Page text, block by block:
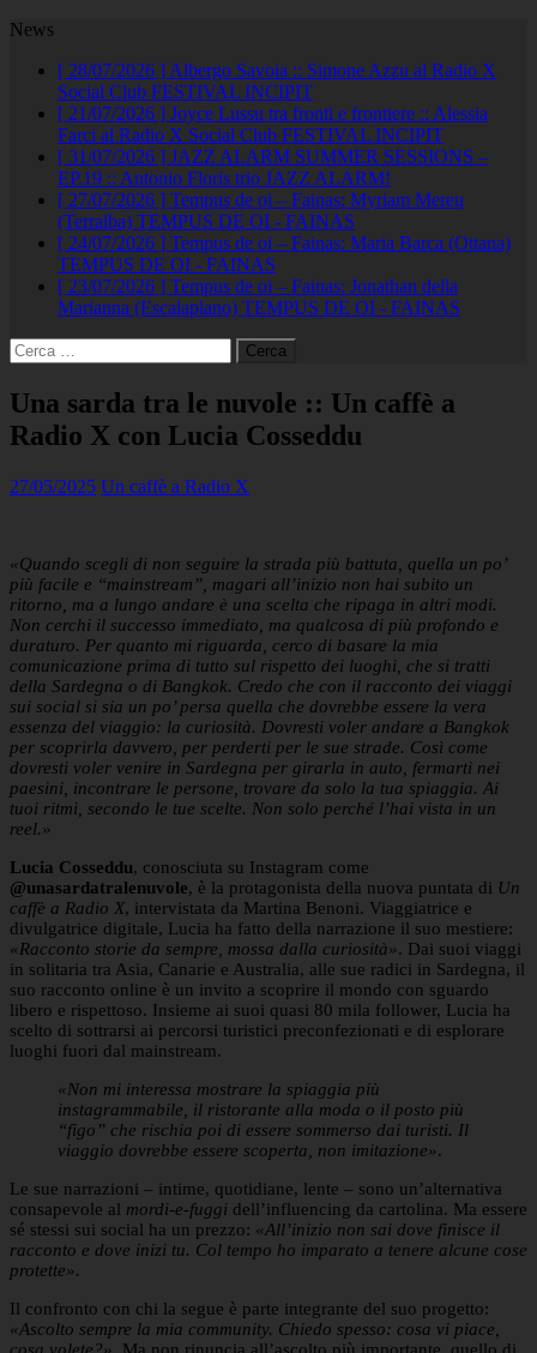
News
[ 28/07/2026 ] Albergo Savoia :: Simone Azzu al Radio X
Social Club FESTIVAL INCIPIT
[ 21/07/2026 ] Joyce Lussu tra fronti e frontiere :: Alessia
Farci al Radio X Social Club FESTIVAL INCIPIT
[ 31/07/2026 ] JAZZ ALARM SUMMER SESSIONS –
EP.19 :: Antonio Floris trio JAZZ ALARM!
[ 27/07/2026 ] Tempus de oi – Fainas: Myriam Mereu
(Terralba) TEMPUS DE OI - FAINAS
[ 24/07/2026 ] Tempus de oi – Fainas: Maria Barca (Ottana)
TEMPUS DE OI - FAINAS
[ 23/07/2026 ] Tempus de oi – Fainas: Jonathan della
Marianna (Escalaplano) TEMPUS DE OI - FAINAS
Ricerca
per:
Una sarda tra le nuvole :: Un caffè a
Radio X con Lucia Cosseddu
27/05/2025 Un caffè a Radio X
«Quando scegli di non seguire la strada più battuta, quella un po’
più facile e “mainstream”, magari all’inizio non hai subito un
ritorno, ma a lungo andare è una scelta che ripaga in altri modi.
Non cerchi il successo immediato, ma qualcosa di più profondo e
duraturo. Per quanto mi riguarda, cerco di basare la mia
comunicazione prima di tutto sul rispetto dei luoghi, che si tratti
della Sardegna o di Bangkok. Credo che con il racconto dei viaggi
sui social si sia un po’ persa quella che dovrebbe essere la vera
essenza del viaggio: la curiosità. Dovresti voler andare a Bangkok
per scoprirla davvero, per perderti per le sue strade. Così come
dovresti voler venire in Sardegna per girarla in auto, fermarti nei
paesini, incontrare le persone, trovare da solo la tua spiaggia. Ai
tuoi ritmi, secondo le tue scelte. Non solo perché l’hai vista in un
reel.»
Lucia Cosseddu, conosciuta su Instagram come
@unasardatralenuvole, è la protagonista della nuova puntata di Un
caffè a Radio X, intervistata da Martina Benoni. Viaggiatrice e
divulgatrice digitale, Lucia ha fatto della narrazione il suo mestiere:
«Racconto storie da sempre, mossa dalla curiosità». Dai suoi viaggi
in solitaria tra Asia, Canarie e Australia, alle sue radici in Sardegna, il
suo racconto online è un invito a scoprire il mondo con sguardo
libero e rispettoso. Insieme ai suoi quasi 80 mila follower, Lucia ha
scelto di sottrarsi ai percorsi turistici preconfezionati e di esplorare
luoghi fuori dal mainstream.
«Non mi interessa mostrare la spiaggia più
instagrammabile, il ristorante alla moda o il posto più
“figo” che rischia poi di essere sommerso dai turisti. Il
viaggio dovrebbe essere scoperta, non imitazione».
Le sue narrazioni – intime, quotidiane, lente – sono un’alternativa
consapevole al mordi-e-fuggi dell’influencing da cartolina. Ma essere
sé stessi sui social ha un prezzo: «All’inizio non sai dove finisce il
racconto e dove inizi tu. Col tempo ho imparato a tenere alcune cose
protette».
Il confronto con chi la segue è parte integrante del suo progetto:
«Ascolto sempre la mia community. Chiedo spesso: cosa vi piace,